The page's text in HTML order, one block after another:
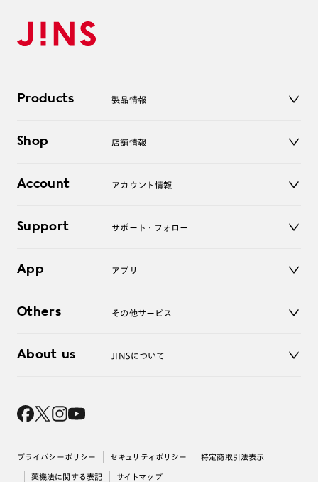
Products 製品情報
サングラス
コンタクトレンズ
アクセサリー
Shop 店舗情報
オンラインショップ
Account アカウント情報
ログアウト
Support サポート・フォロー
よくあるご質問
お問い合わせ
App アプリ
Others その他サービス
レンズ交換
About us JINSについて
採用情報
出店について
プライバシーポリシー セキュリティポリシー 特定商取引法表示
薬機法に関する表記 サイトマップ